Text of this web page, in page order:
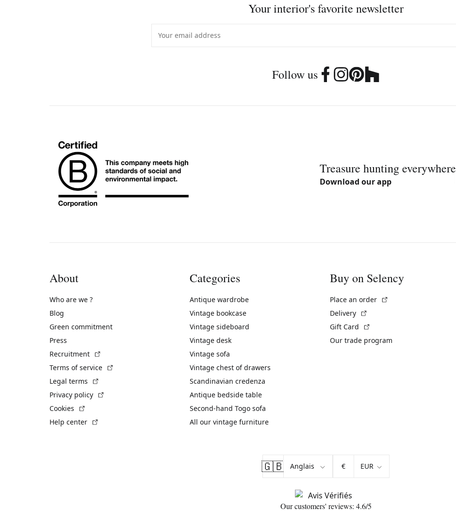
Your interior's favorite newsletter
Follow us
Treasure hunting everywhere
Download our app
About
Who are we ?
Blog
Green commitment
Press
Recruitment
Terms of service
Legal terms
Privacy policy
Cookies
Help center
Categories
Antique wardrobe
Vintage bookcase
Vintage sideboard
Vintage desk
Vintage sofa
Vintage chest of drawers
Scandinavian credenza
Antique bedside table
Second-hand Togo sofa
All our vintage furniture
Buy on Selency
Place an order
Delivery
Gift Card
Our trade program
🇬🇧 €
Our customers' reviews: 4.6/5